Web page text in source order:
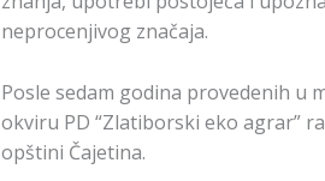
neprocenjivog značaja.
Posle sedam godina provedenih u
okviru PD “Zlatiborski eko agrar”
opštini Čajetina.